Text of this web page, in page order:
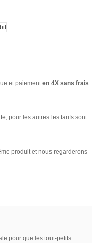
et paiement en 4X sans frais
pour les autres les tarifs sont
produit et nous regarderons
pour que les tout-petits